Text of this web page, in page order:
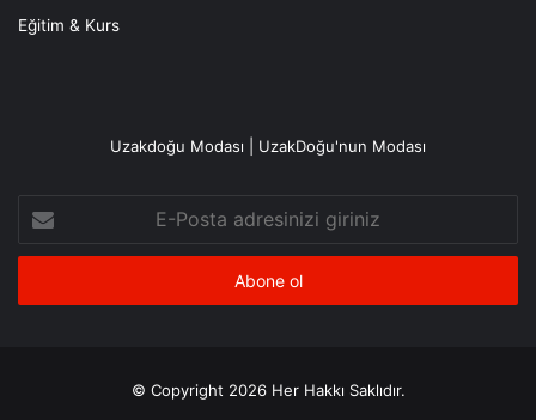
Eğitim & Kurs
Uzakdoğu Modası | UzakDoğu'nun Modası
Posta
adresinizi
© Copyright 2026 Her Hakkı Saklıdır.